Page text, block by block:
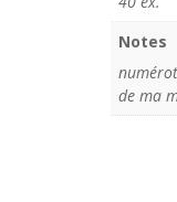
Notes
de ma